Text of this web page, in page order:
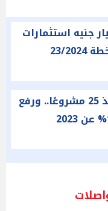
التخطيط: 4 مليار جنيه استثمارات
2024
وزارة التخطيط: تنفيذ 25 مشروعًا.. ورفع